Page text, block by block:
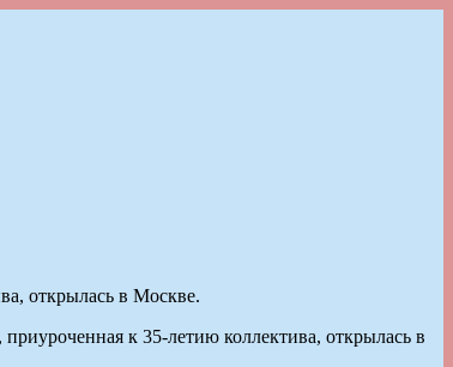
открылась в Москве.
к 35-летию коллектива, открылась в